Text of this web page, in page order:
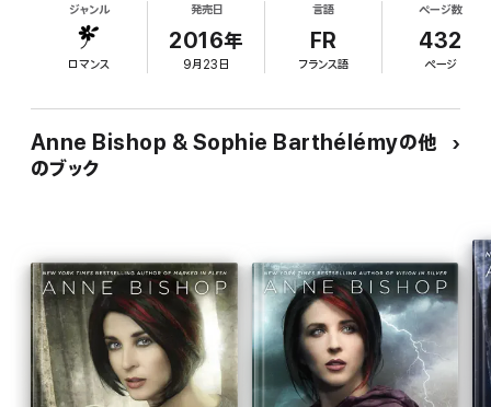
« Combinant intrigues, suspense, noirceur et romantisme,
l'écriture d'Anne Bishop ne cesse de nous surprendre et de
nous enchanter. » Heroes and Heartbreakers
« Une histoire fascinante, drôle, intense et excitante dans un
« Anne Bishop crée des univers avec un talent unique. » Fresh
Fiction
ジャンル
ロマンス
発売日
2016年
9月23日
言語
FR
フランス語
ページ数
432
ページ
Anne Bishop & Sophie Barthélémyの他
のブック